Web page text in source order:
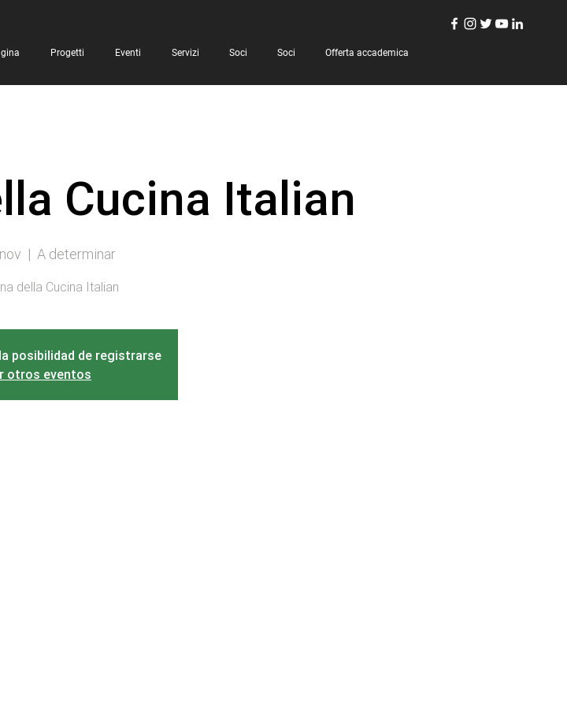
Progetti Eventi Servizi Soci Soci Offerta accademica
Cucina Italian
  |
A determinar
della Cucina Italian
posibilidad de registrarse
otros eventos